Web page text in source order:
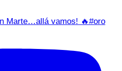
Marte…allá vamos! 🔥#oro